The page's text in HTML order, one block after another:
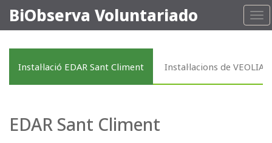
BiObserva Voluntariado
Instal·lació EDAR Sant Climent Instal·lacions de VEOLIA
EDAR Sant Climent